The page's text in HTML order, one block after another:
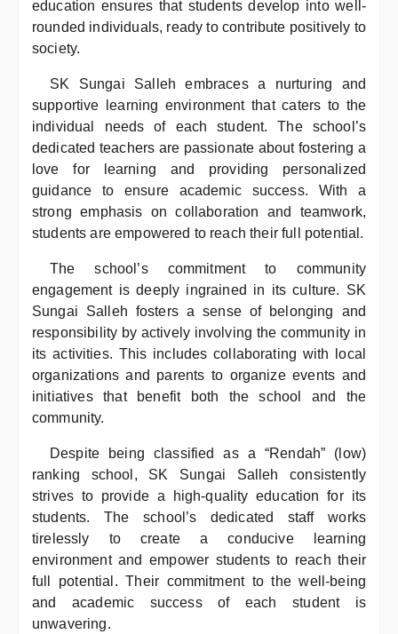
education ensures that students develop into well-
rounded individuals, ready to contribute positively to
society.
SK Sungai Salleh embraces a nurturing and
supportive learning environment that caters to the
individual needs of each student. The school’s
dedicated teachers are passionate about fostering a
love for learning and providing personalized
guidance to ensure academic success. With a
strong emphasis on collaboration and teamwork,
students are empowered to reach their full potential.
The school’s commitment to community
engagement is deeply ingrained in its culture. SK
Sungai Salleh fosters a sense of belonging and
responsibility by actively involving the community in
its activities. This includes collaborating with local
organizations and parents to organize events and
initiatives that benefit both the school and the
community.
Despite being classified as a “Rendah” (low)
ranking school, SK Sungai Salleh consistently
strives to provide a high-quality education for its
students. The school’s dedicated staff works
tirelessly to create a conducive learning
environment and empower students to reach their
full potential. Their commitment to the well-being
and academic success of each student is
unwavering.